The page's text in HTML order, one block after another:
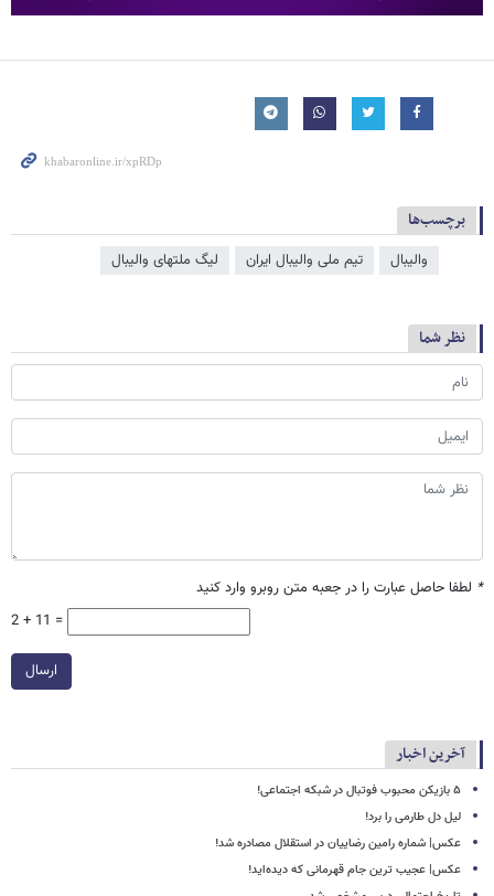
برچسب‌ها
والیبال تیم ملی والیبال ایران لیگ ملتهای والیبال
نظر شما
* لطفا حاصل عبارت را در جعبه متن روبرو وارد کنید
2 + 11 =
ارسال
آخرین اخبار
۵ بازیکن محبوب فوتبال در شبکه اجتماعی!
لیل دل طارمی را برد!
عکس| شماره رامین رضاییان در استقلال مصادره شد!
عکس| عجیب ترین جام قهرمانی که دیده‌اید!